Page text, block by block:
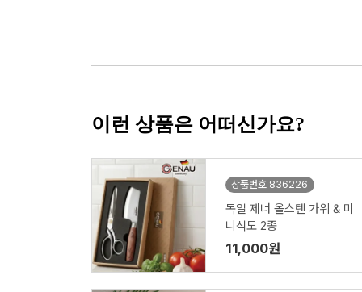
이런 상품은 어떠신가요?
상품번호 836226
독일 제너 올스텐 가위 & 미
니식도 2종
11,000원